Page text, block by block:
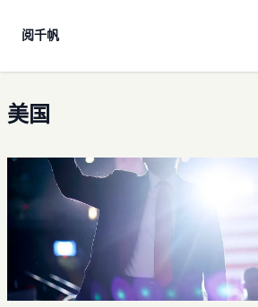
阅千帆
思想政治
法律合规
技术分享
学习
美国